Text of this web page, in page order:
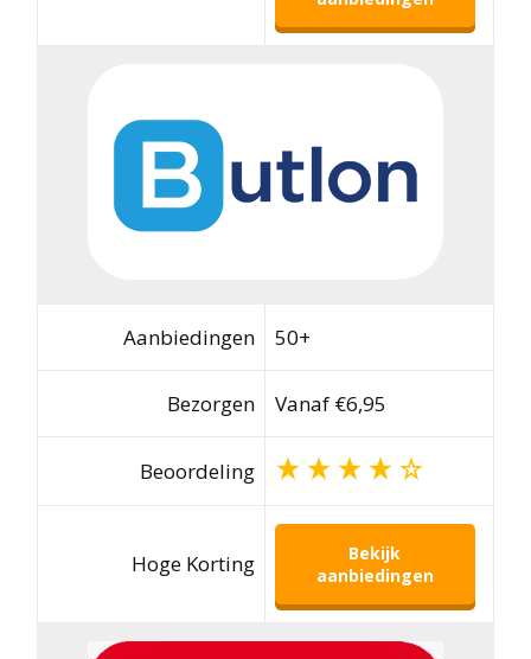
Aanbiedingen 50+
Bezorgen Vanaf €6,95
Beoordeling
Hoge Korting
Bekijk
aanbiedingen